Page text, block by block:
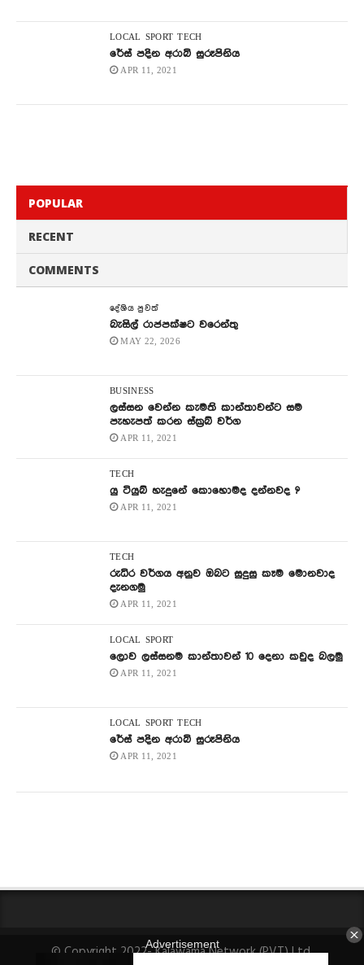
LOCAL SPORT TECH
රේස් පදින අරාබි සුරූපිනිය
APR 11, 2021
POPULAR
RECENT
COMMENTS
දේශිය පුවත්
බැසිල් රාජපක්ෂට වරෙන්තු
MAY 22, 2026
BUSINESS
ලස්සන වෙන්න කැමති කාන්තාවන්ට සම
පැහැපත් කරන ස්ක්‍රබ් වර්ග
APR 11, 2021
TECH
යු ටියුබ් හැදුනේ කොහොමද දන්නවද ?
APR 11, 2021
TECH
රුධිර වර්ගය අනුව ඔබට සුදුසු කෑම මොනවාද
දැනගමු
APR 11, 2021
LOCAL SPORT
ලොව ලස්සනම කාන්තාවන් 10 දෙනා කවුද බලමු
APR 11, 2021
LOCAL SPORT TECH
රේස් පදින අරාබි සුරූපිනිය
APR 11, 2021
© Copyright 2022- Kalawama Network (PVT) Ltd.